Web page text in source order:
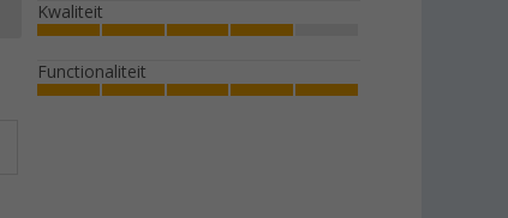
Kwaliteit
Functionaliteit